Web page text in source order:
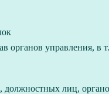
органов управления, в
должностных лиц,